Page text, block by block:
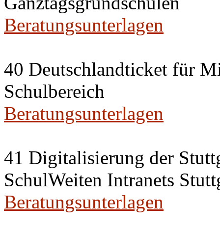
Beratungsunterlagen
40 Deutschlandticket für
Schulbereich
Beratungsunterlagen
41 Digitalisierung der
SchulWeiten Intranets
Beratungsunterlagen